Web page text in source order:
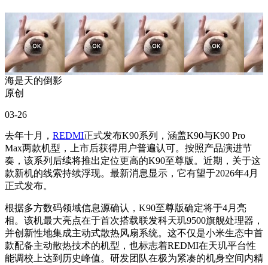
海是天的倒影
原创
03-26
去年十月， REDMI正式发布K90系列，涵盖K90与K90 Pro
Max两款机型，上市后获得用户普遍认可。按照产品演进节
奏，该系列后续将推出定位更高的K90至尊版。近期，关于这
款新机的线索持续浮现。最新消息显示，它有望于2026年4月
正式发布。
根据多方数码领域信息源确认，K90至尊版确定将于4月亮
相。该机最大亮点在于首次搭载联发科天玑9500旗舰处理器，
并创新性地集成主动式散热风扇系统。这不仅是小米生态中首
款配备主动散热技术的机型，也标志着REDMI在天玑平台性
能调校上达到历史峰值。研发团队在极为紧凑的机身空间内精